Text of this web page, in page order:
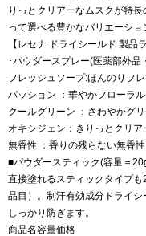
りっとクリアーなムスクが特
って選べる豊かなバリエーショ
【レセナ ドライシールド 製品
･パウダースプレー(医薬部外品
フレッシュソープ:ほんのりフ
パッション ：華やかフローラ
クールグリーン ：さわやかグ
オキシジェン：きりっとクリア
無香性 ：香りの残らない無香性
■パウダースティック(容量＝
直接塗れるスティックタイプ
品目）。制汗有効成分ドライ
しっかり防ぎます。
商品名容量価格